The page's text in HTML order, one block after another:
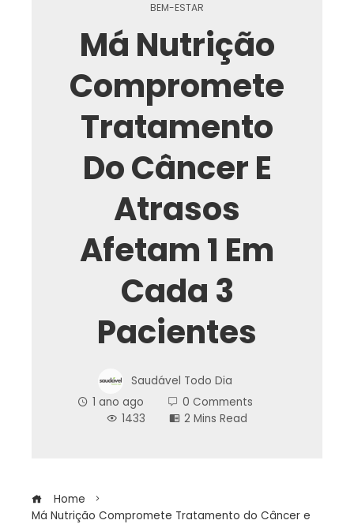
BEM-ESTAR
Má Nutrição
Compromete
Tratamento
Do Câncer E
Atrasos
Afetam 1 Em
Cada 3
Pacientes
Saudável Todo Dia
1 ano ago
0 Comments
1433
2 Mins Read
Home
Má Nutrição Compromete Tratamento do Câncer e